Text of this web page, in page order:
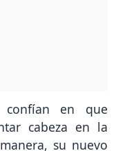
en que
cabeza en la
su nuevo